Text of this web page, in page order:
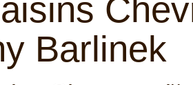
Barlinek